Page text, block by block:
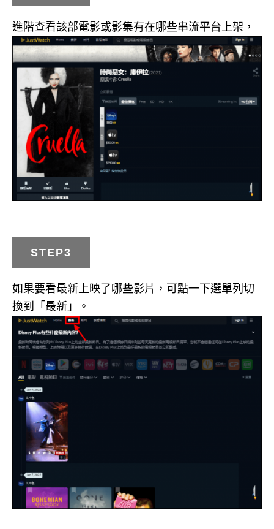
進階查看該部電影或影集有在哪些串流平台上架，
STEP3
如果要看最新上映了哪些影片，可點一下選單列切
換到「最新」。